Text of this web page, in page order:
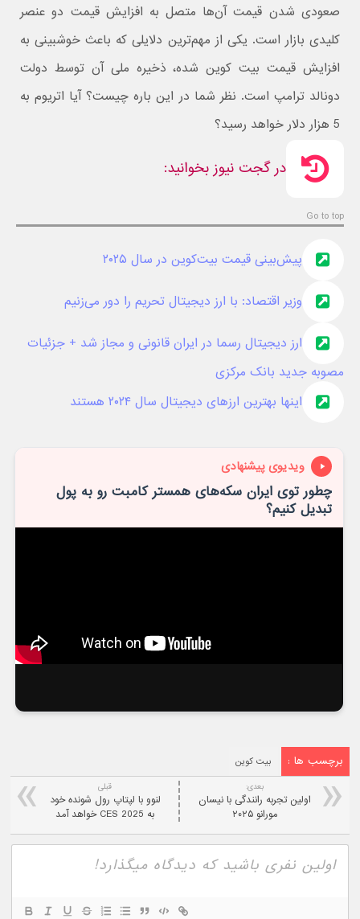
صعودی شدن قیمت آن‌ها متصل به افزایش قیمت دو عنصر
کلیدی بازار است. یکی از مهم‌ترین دلایلی که باعث خوشبینی به
افزایش قیمت بیت کوین شده، ذخیره ملی آن توسط دولت
دونالد ترامپ است. نظر شما در این باره چیست؟ آیا اتریوم به
5 هزار دلار خواهد رسید؟
در گجت نیوز بخوانید:
Go to top
پیش‌بینی قیمت بیت‌کوین در سال ۲۰۲۵
وزیر اقتصاد: با ارز دیجیتال تحریم را دور می‌زنیم
ارز دیجیتال رسما در ایران قانونی و مجاز شد + جزئیات
مصوبه جدید بانک مرکزی
اینها بهترین ارز‌های دیجیتال سال ۲۰۲۴ هستند
ویدیوی پیشنهادی
چطور توی ایران سکه‌های همستر کامبت رو به پول
تبدیل کنیم؟
برچسب ها : بیت کوین
قبلی
لنوو با لپتاپ رول شونده خود
به CES 2025 خواهد آمد
بعدی:
اولین تجربه رانندگی با نیسان
مورانو ۲۰۲۵